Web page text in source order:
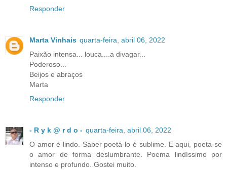
Responder
Marta Vinhais quarta-feira, abril 06, 2022
Paixão intensa... louca....a divagar...
Poderoso...
Beijos e abraços
Marta
Responder
- R y k @ r d o - quarta-feira, abril 06, 2022
O amor é lindo. Saber poetá-lo é sublime. E aqui, poeta-se
o amor de forma deslumbrante. Poema lindíssimo por
intenso e profundo. Gostei muito.